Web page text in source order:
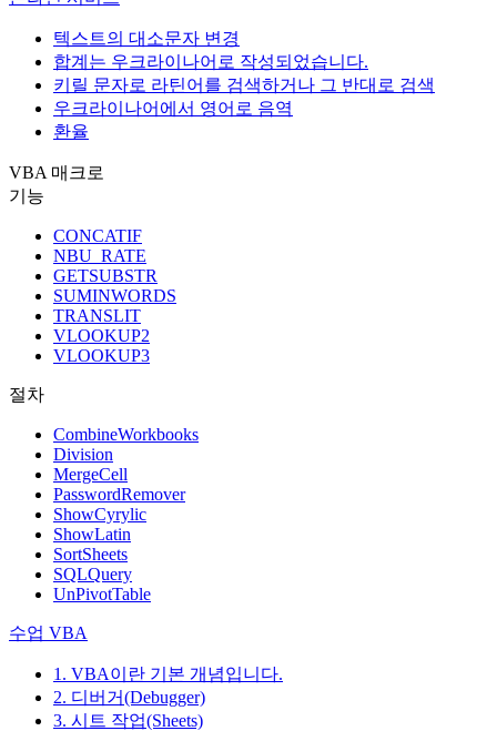
텍스트의 대소문자 변경
합계는 우크라이나어로 작성되었습니다.
키릴 문자로 라틴어를 검색하거나 그 반대로 검색
우크라이나어에서 영어로 음역
환율
VBA 매크로
기능
CONCATIF
NBU_RATE
GETSUBSTR
SUMINWORDS
TRANSLIT
VLOOKUP2
VLOOKUP3
절차
CombineWorkbooks
Division
MergeCell
PasswordRemover
ShowCyrylic
ShowLatin
SortSheets
SQLQuery
UnPivotTable
수업 VBA
1. VBA이란 기본 개념입니다.
2. 디버거(Debugger)
3. 시트 작업(Sheets)